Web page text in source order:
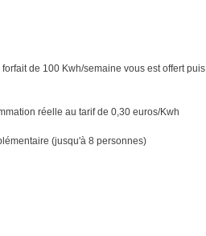
de 100 Kwh/semaine vous est offert puis
réelle au tarif de 0,30 euros/Kwh
(jusqu'à 8 personnes)